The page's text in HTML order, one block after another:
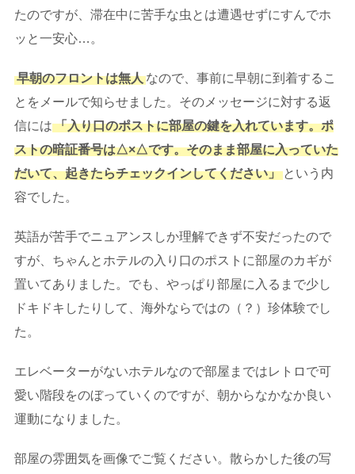
たのですが、滞在中に苦手な虫とは遭遇せずにすんでホ
ッと一安心…。
早朝のフロントは無人 なので、事前に早朝に到着するこ
とをメールで知らせました。そのメッセージに対する返
信には 「入り口のポストに部屋の鍵を入れています。ポ
ストの暗証番号は△×△です。そのまま部屋に入っていた
だいて、起きたらチェックインしてください」 という内
容でした。
英語が苦手でニュアンスしか理解できず不安だったので
すが、ちゃんとホテルの入り口のポストに部屋のカギが
置いてありました。でも、やっぱり部屋に入るまで少し
ドキドキしたりして、海外ならではの（？）珍体験でし
た。
エレベーターがないホテルなので部屋まではレトロで可
愛い階段をのぼっていくのですが、朝からなかなか良い
運動になりました。
部屋の雰囲気を画像でご覧ください。散らかした後の写